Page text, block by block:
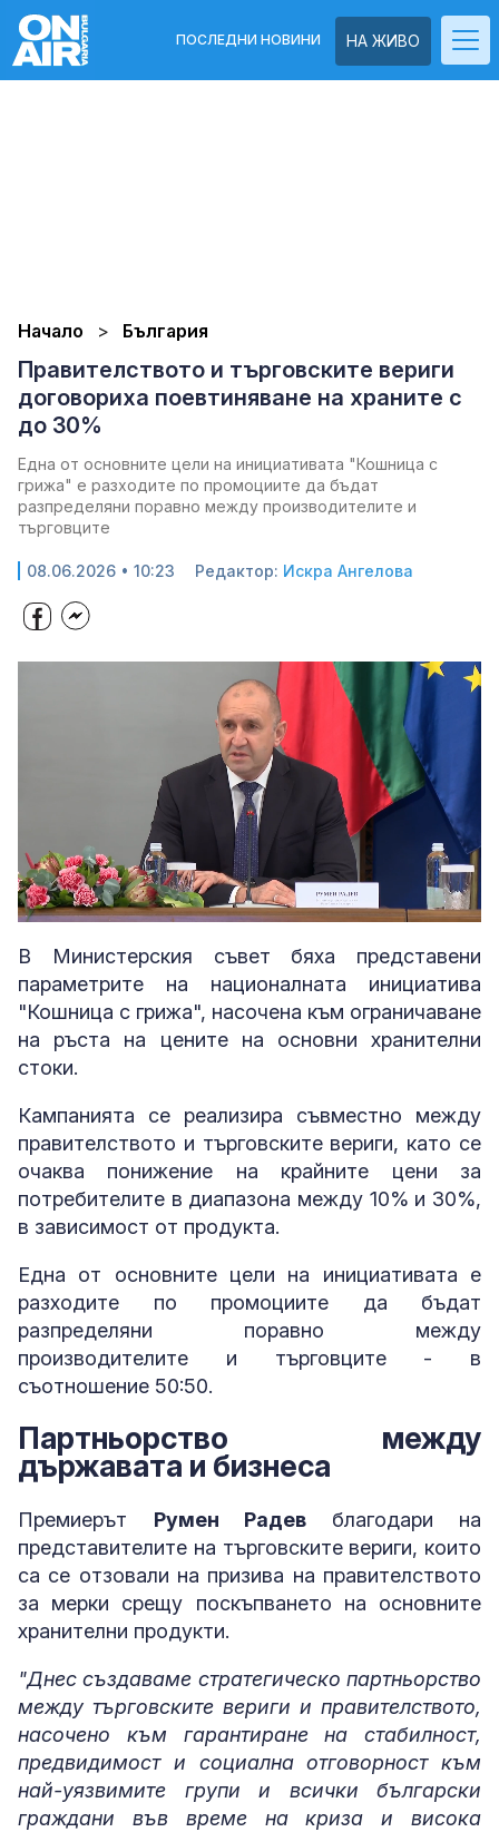
НА ЖИВО
ПОСЛЕДНИ НОВИНИ
Начало България
Правителството и търговските вериги
договориха поевтиняване на храните с
до 30%
Една от основните цели на инициативата "Кошница с
грижа" е разходите по промоциите да бъдат
разпределяни поравно между производителите и
търговците
08.06.2026 • 10:23 Редактор: Искра Ангелова
Unmute Loaded:
10.91%
В Министерския съвет бяха представени
параметрите на националната инициатива
"Кошница с грижа", насочена към ограничаване
на ръста на цените на основни хранителни
стоки.
Кампанията се реализира съвместно между
правителството и търговските вериги, като се
очаква понижение на крайните цени за
потребителите в диапазона между 10% и 30%,
в зависимост от продукта.
Една от основните цели на инициативата е
разходите по промоциите да бъдат
разпределяни поравно между
производителите и търговците - в
съотношение 50:50.
Партньорство между
държавата и бизнеса
Премиерът Румен Радев благодари на
представителите на търговските вериги, които
са се отзовали на призива на правителството
за мерки срещу поскъпването на основните
хранителни продукти.
"Днес създаваме стратегическо партньорство
между търговските вериги и правителството,
насочено към гарантиране на стабилност,
предвидимост и социална отговорност към
най-уязвимите групи и всички български
граждани във време на криза и висока